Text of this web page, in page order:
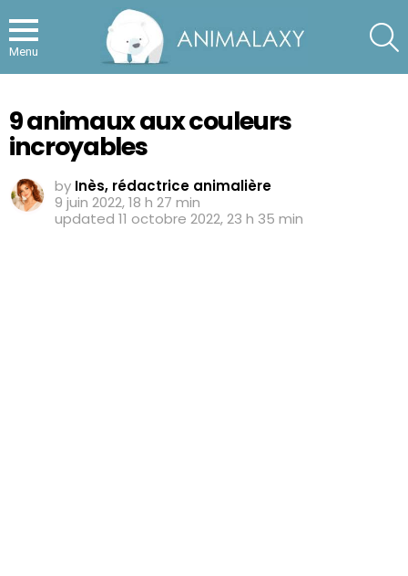
Menu
9 animaux aux couleurs
incroyables
by Inès, rédactrice animalière
9 juin 2022, 18 h 27 min
updated 11 octobre 2022, 23 h 35 min